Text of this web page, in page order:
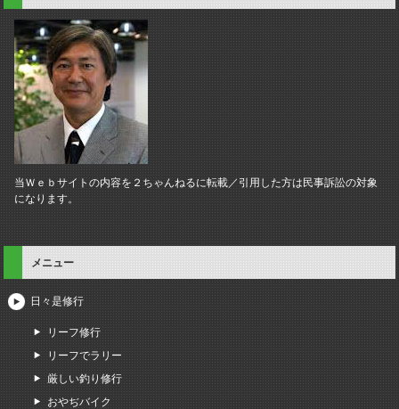
当Ｗｅｂサイトの内容を２ちゃんねるに転載／引用した方は民事訴訟の対象
になります。
メニュー
日々是修行
リーフ修行
リーフでラリー
厳しい釣り修行
おやぢバイク